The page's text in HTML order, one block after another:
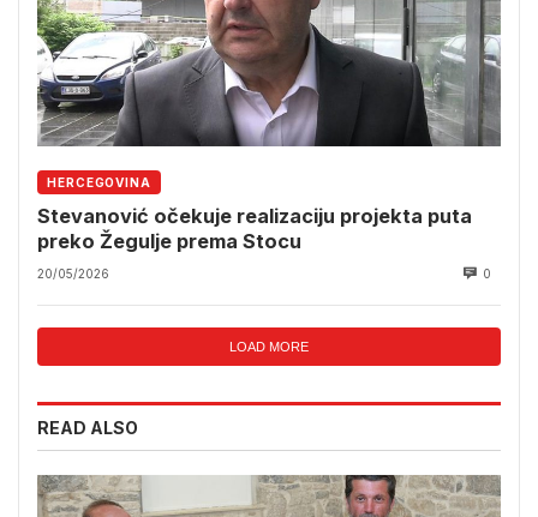
HERCEGOVINA
Stevanović očekuje realizaciju projekta puta
preko Žegulje prema Stocu
20/05/2026 0
LOAD MORE
READ ALSO